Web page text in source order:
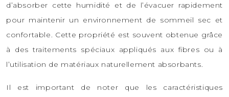
d’absorber cette humidité et de l’évacuer rapidement
pour maintenir un environnement de sommeil sec et
confortable. Cette propriété est souvent obtenue grâce
à des traitements spéciaux appliqués aux fibres ou à
l’utilisation de matériaux naturellement absorbants.
Il est important de noter que les caractéristiques